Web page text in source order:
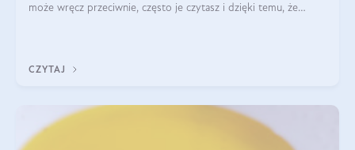
może wręcz przeciwnie, często je czytasz i dzięki temu, że
CZYTAJ